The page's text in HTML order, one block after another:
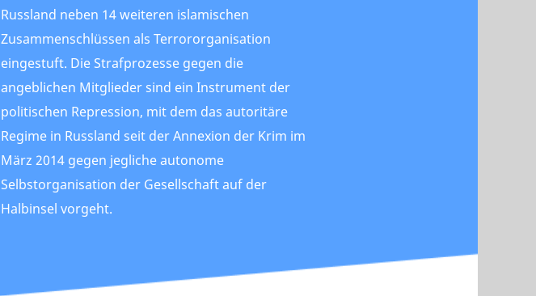
Russland neben 14 weiteren islamischen
Zusammenschlüssen als Terrororganisation
eingestuft. Die Strafprozesse gegen die
angeblichen Mitglieder sind ein Instrument der
politischen Repression, mit dem das autoritäre
Regime in Russland seit der Annexion der Krim im
März 2014 gegen jegliche autonome
Selbstorganisation der Gesellschaft auf der
Halbinsel vorgeht.